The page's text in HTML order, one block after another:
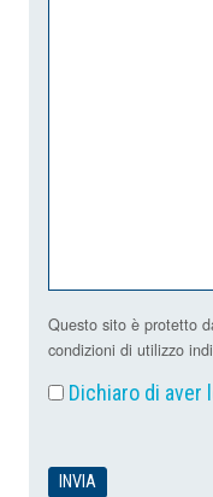
Questo sito è protetto
condizioni di utilizzo
Dichiaro di aver